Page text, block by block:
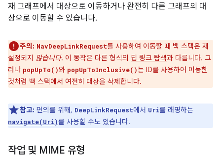
재 그래프에서 대상으로 이동하거나 완전히 다른 그래프의 대
상으로 이동할 수 있습니다.
주의: NavDeepLinkRequest를 사용하여 이동할 때 백 스택은 재
설정되지 않습니다. 이 동작은 다른 형식의 딥 링크 탐색과 다릅니다. 그
러나 popUpTo()와 popUpToInclusive()는 ID를 사용하여 이동한
것처럼 백 스택에서 여전히 대상을 삭제합니다.
참고: 편의를 위해, DeepLinkRequest에서 Uri를 래핑하는
navigate(Uri)를 사용할 수도 있습니다.
작업 및 MIME 유형